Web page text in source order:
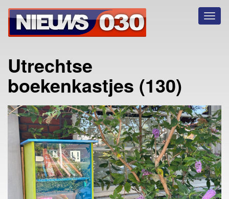
Utrechtse
boekenkastjes (130)